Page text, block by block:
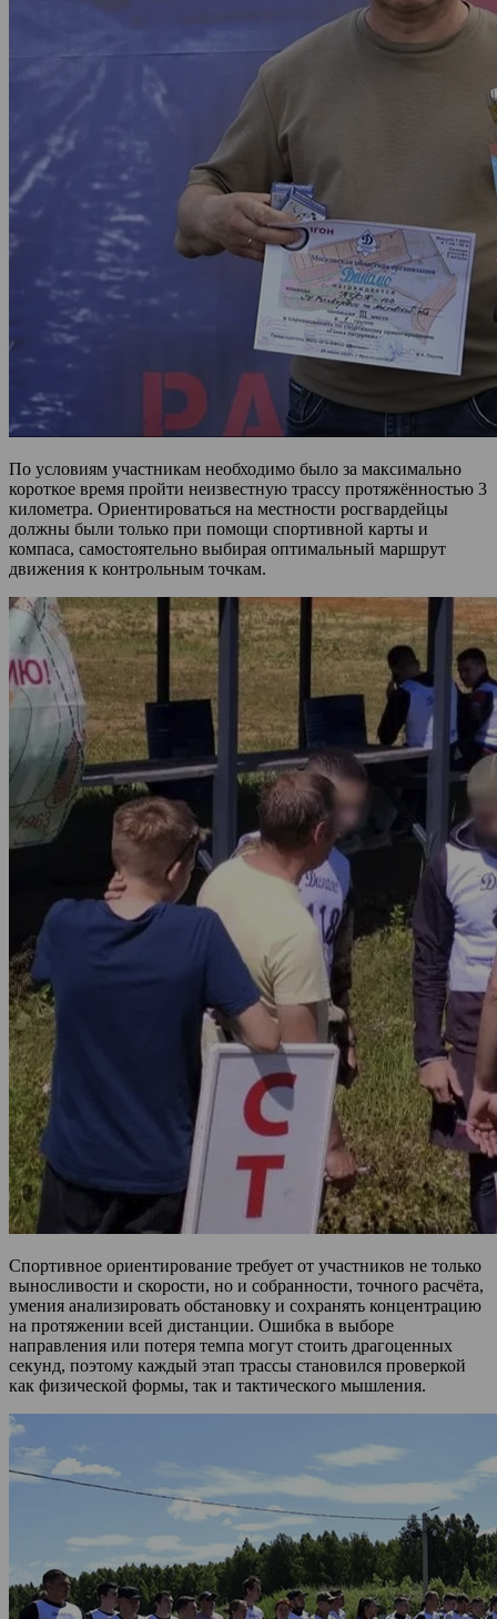
По условиям участникам необходимо было за максимально
короткое время пройти неизвестную трассу протяжённостью 3
километра. Ориентироваться на местности росгвардейцы
должны были только при помощи спортивной карты и
компаса, самостоятельно выбирая оптимальный маршрут
движения к контрольным точкам.
Спортивное ориентирование требует от участников не только
выносливости и скорости, но и собранности, точного расчёта,
умения анализировать обстановку и сохранять концентрацию
на протяжении всей дистанции. Ошибка в выборе
направления или потеря темпа могут стоить драгоценных
секунд, поэтому каждый этап трассы становился проверкой
как физической формы, так и тактического мышления.